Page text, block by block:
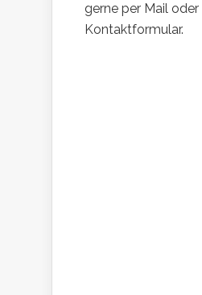
gerne per Mail oder
Kontaktformular.